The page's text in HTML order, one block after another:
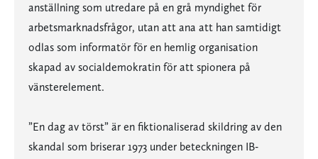
anställning som utredare på en grå myndighet för
arbetsmarknadsfrågor, utan att ana att han samtidigt
odlas som informatör för en hemlig organisation
skapad av socialdemokratin för att spionera på
vänsterelement.
”En dag av törst” är en fiktionaliserad skildring av den
skandal som briserar 1973 under beteckningen IB-